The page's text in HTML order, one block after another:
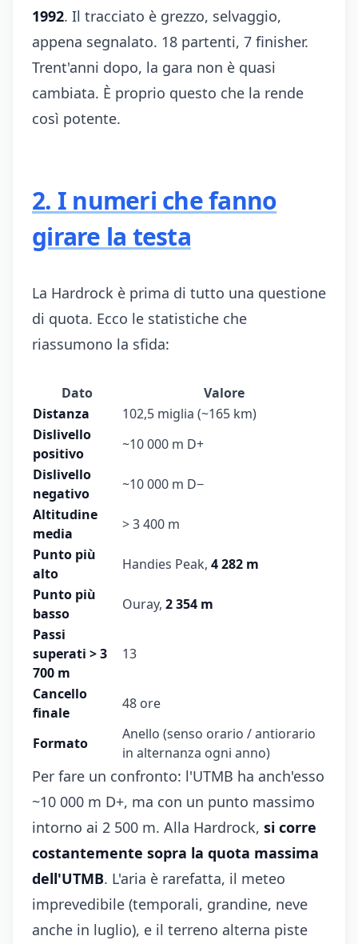
1992. Il tracciato è grezzo, selvaggio,
appena segnalato. 18 partenti, 7 finisher.
Trent'anni dopo, la gara non è quasi
cambiata. È proprio questo che la rende
così potente.
2. I numeri che fanno
girare la testa
La Hardrock è prima di tutto una questione
di quota. Ecco le statistiche che
riassumono la sfida:
Dato
Valore
Distanza
102,5 miglia (~165 km)
Dislivello
positivo
~10 000 m D+
Dislivello
negativo
~10 000 m D−
Altitudine
media
> 3 400 m
Punto più
alto
Handies Peak, 4 282 m
Punto più
basso
Ouray, 2 354 m
Passi
superati > 3
700 m
13
Cancello
finale
48 ore
Formato
Anello (senso orario / antiorario
in alternanza ogni anno)
Per fare un confronto: l'UTMB ha anch'esso
~10 000 m D+, ma con un punto massimo
intorno ai 2 500 m. Alla Hardrock, si corre
costantemente sopra la quota massima
dell'UTMB. L'aria è rarefatta, il meteo
imprevedibile (temporali, grandine, neve
anche in luglio), e il terreno alterna piste